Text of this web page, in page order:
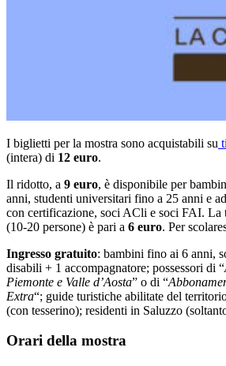
I biglietti per la mostra sono acquistabili su
(intera) di 12 euro.
Il ridotto, a 9 euro, è disponibile per
anni, studenti universitari fino a 25 anni e
con certificazione, soci ACli e soci FAI. La
(10-20 persone) è pari a 6 euro. Per
Ingresso gratuito: bambini fino ai 6 anni,
disabili + 1 accompagnatore; possessori di “
Piemonte e Valle d’Aosta” o di “
Extra“; guide turistiche abilitate del
(con tesserino); residenti in Saluzzo
Orari della mostra